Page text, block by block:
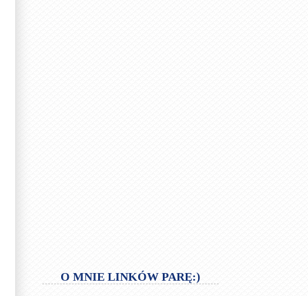
O MNIE LINKÓW PARĘ:)